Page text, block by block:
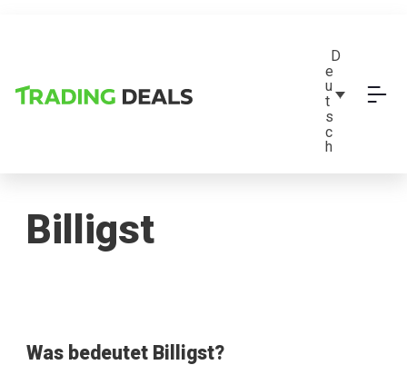
D
e
u
t
s
c
h
Billigst
Was bedeutet Billigst?